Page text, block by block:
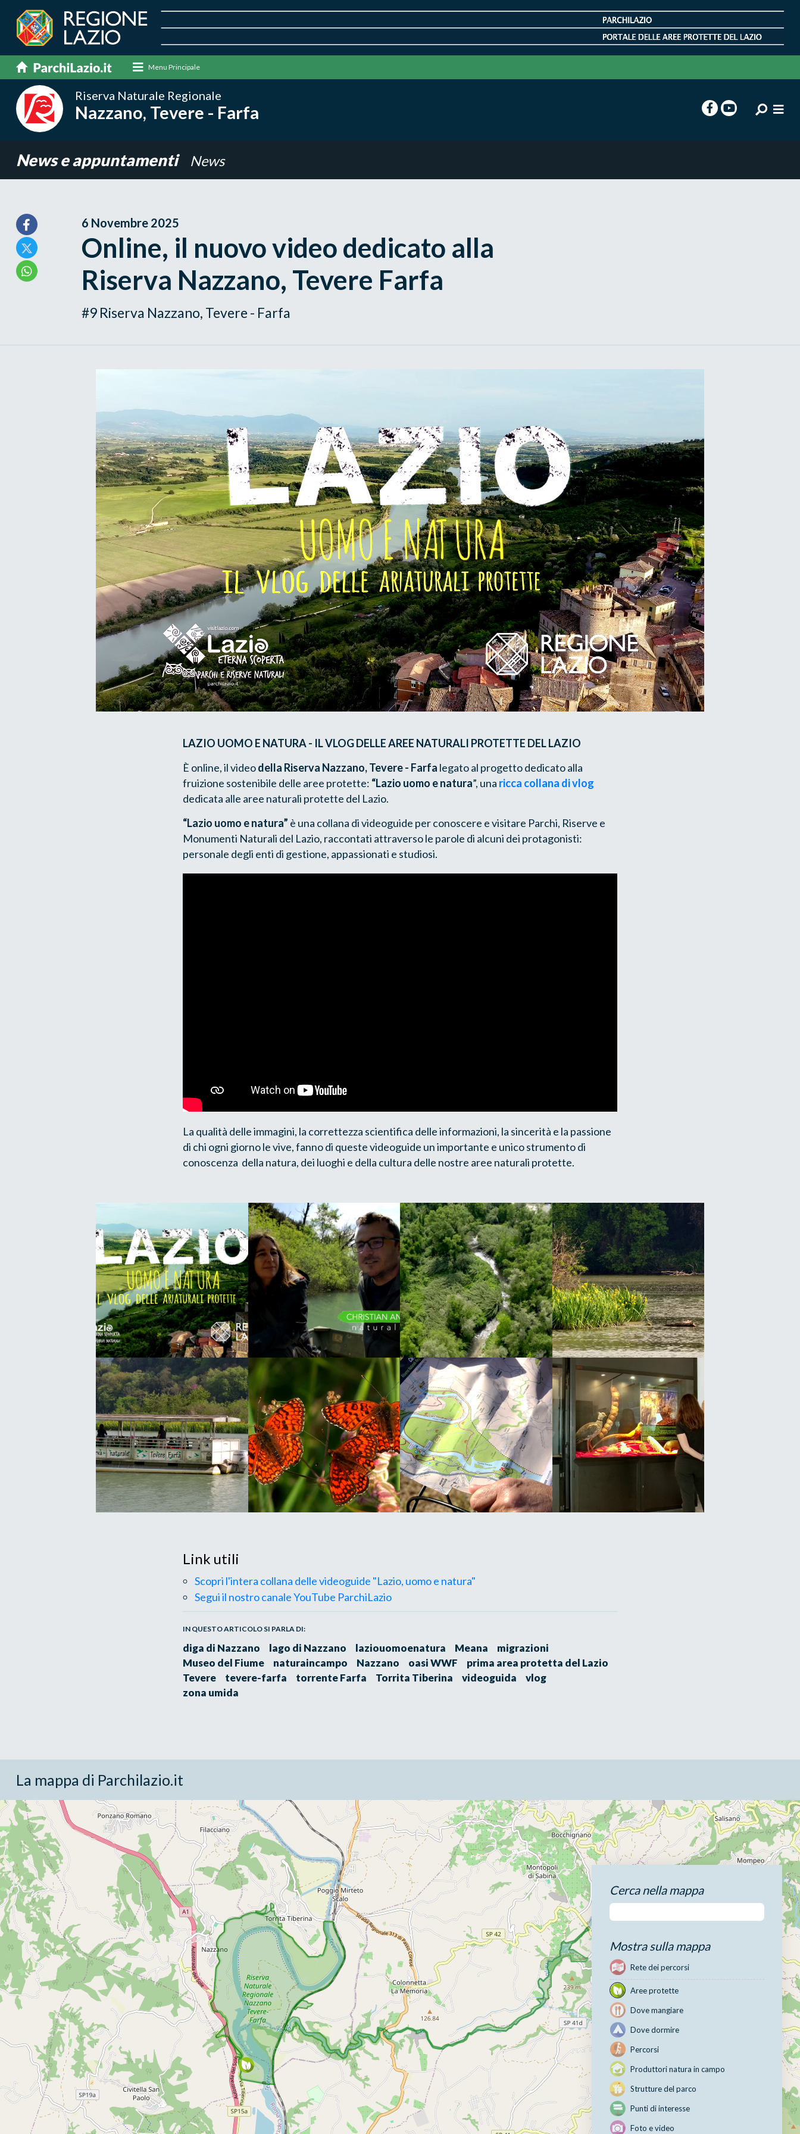
Menu Principale
Riserva Naturale Regionale
Nazzano, Tevere - Farfa
News e appuntamenti News
6 Novembre 2025
Online, il nuovo video dedicato alla
Riserva Nazzano, Tevere Farfa
#9 Riserva Nazzano, Tevere - Farfa
LAZIO UOMO E NATURA - IL VLOG DELLE AREE NATURALI PROTETTE DEL LAZIO
È online, ilvideodella Riserva Nazzano, Tevere - Farfa legato al progetto dedicato alla
fruizione sostenibile delle aree protette: “Lazio uomo e natura”, una ricca collana di vlog
dedicata alle aree naturali protette del Lazio.
“Lazio uomo e natura” è una collana di videoguide per conoscere e visitare Parchi, Riserve e
Monumenti Naturali del Lazio, raccontati attraverso le parole di alcuni dei protagonisti:
personale degli enti di gestione, appassionati e studiosi.
La qualità delle immagini, la correttezza scientifica delle informazioni, la sincerità e la passione
di chi ogni giorno le vive, fanno di queste videoguide un importante e unico strumento di
conoscenza della natura, dei luoghi e della cultura delle nostre aree naturali protette.
Link utili
Scopri l'intera collana delle videoguide "Lazio, uomo e natura"
Segui il nostro canale YouTube ParchiLazio
IN QUESTO ARTICOLO SI PARLA DI:
diga di Nazzano lago di Nazzano laziouomoenatura Meana
migrazioni
Museo del Fiume
naturaincampo Nazzano oasi WWF
prima area protetta del Lazio
Tevere
tevere-farfa torrente Farfa Torrita Tiberina videoguida
vlog
zona umida
La mappa di Parchilazio.it
Cerca nella mappa
Mostra sulla mappa
Rete dei percorsi
Aree protette
Dove mangiare
Dove dormire
Percorsi
Produttori natura in campo
Strutture del parco
Punti di interesse
Foto e video